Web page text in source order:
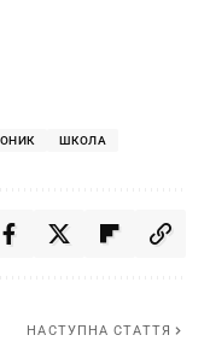
ШКОЛА
НАСТУПНА СТАТТЯ